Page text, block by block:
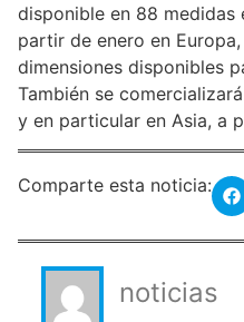
disponible en 88 medidas
partir de enero en
dimensiones disponibles
También se
y en particular en Asia, a
Comparte esta noticia:
noticias